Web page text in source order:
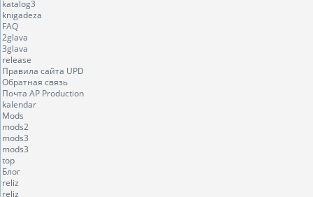
katalog3
knigadeza
FAQ
2glava
3glava
release
Правила сайта UPD
Обратная связь
Почта AP Production
kalendar
Mods
mods2
mods3
mods3
top
Блог
reliz
reliz